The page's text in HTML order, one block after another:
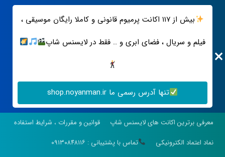
بیش از ۱۱۷ اکانت پرمیوم قانونی و کاملا رایگان موسیقی ،
فیلم و سریال ، فضای ابری و .. فقط در لایسنس شاپ
تنها آدرس رسمی ما shop.noyanman.ir
معرفی برترین اکانت های لایسنس شاپ
قوانین و مقررات ، شرایط استفاده
نماد اعتماد الکترونیکی
تماس با پشتیبانی : ۰۹۱۳۰۸۴۸۱۱۶